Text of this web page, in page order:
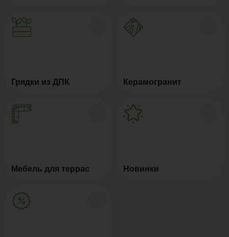
Грядки из ДПК Керамогранит
Мебель для террас Новинки